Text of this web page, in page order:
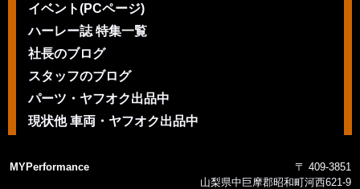
イベント(PCページ)
ハーレー誌 特集一覧
社長のブログ
スタッフのブログ
パーツ・ヤフオク出品中
現状他 車両・ヤフオク出品中
MYPerformance
〒 409-3851
山梨県中巨摩郡昭和町河西621-9